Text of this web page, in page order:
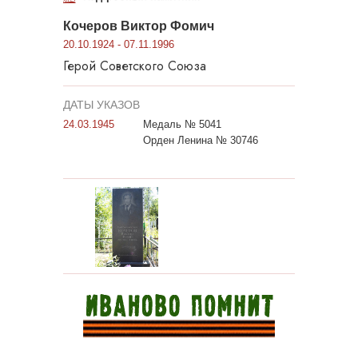
Кочеров Виктор Фомич
20.10.1924 - 07.11.1996
Герой Советского Союза
ДАТЫ УКАЗОВ
24.03.1945
Медаль № 5041
Орден Ленина № 30746